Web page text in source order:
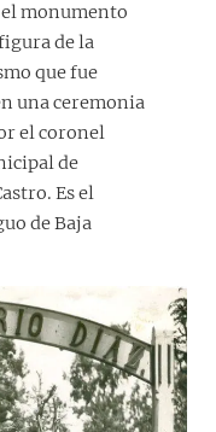
monumento
de la
que fue
una ceremonia
el coronel
de
Es el
de Baja